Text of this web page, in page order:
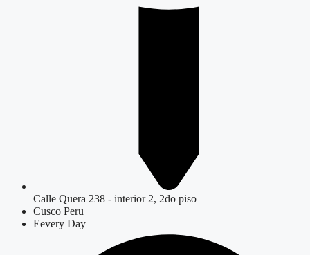
Calle Quera 238 - interior 2, 2do piso
Cusco Peru
Eevery Day